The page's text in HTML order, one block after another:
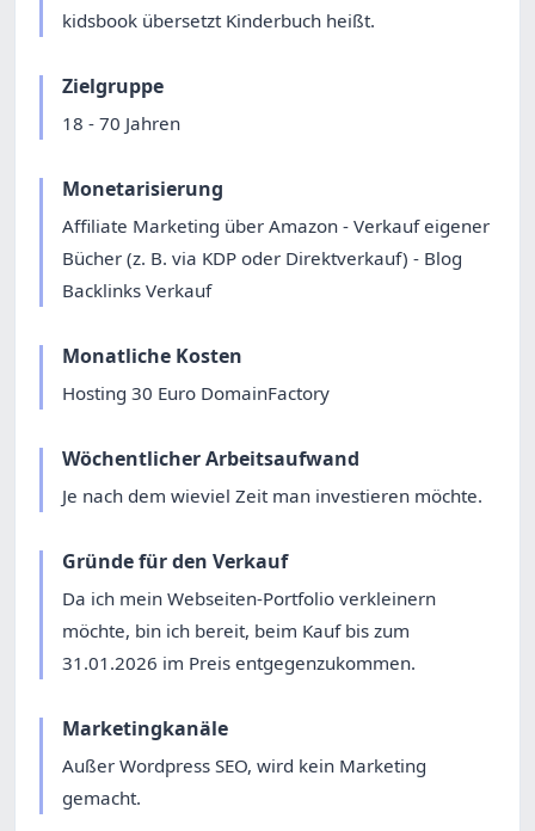
kidsbook übersetzt Kinderbuch heißt.
Zielgruppe
18 - 70 Jahren
Monetarisierung
Affiliate Marketing über Amazon - Verkauf eigener
Bücher (z. B. via KDP oder Direktverkauf) - Blog
Backlinks Verkauf
Monatliche Kosten
Hosting 30 Euro DomainFactory
Wöchentlicher Arbeitsaufwand
Je nach dem wieviel Zeit man investieren möchte.
Gründe für den Verkauf
Da ich mein Webseiten-Portfolio verkleinern
möchte, bin ich bereit, beim Kauf bis zum
31.01.2026 im Preis entgegenzukommen.
Marketingkanäle
Außer Wordpress SEO, wird kein Marketing
gemacht.